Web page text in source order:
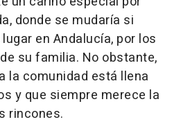
donde se mudaría si
en Andalucía, por los
su familia. No obstante,
la comunidad está llena
y que siempre merece la
rincones.